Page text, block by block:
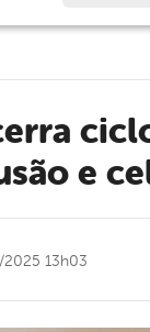
e
2025 13h03